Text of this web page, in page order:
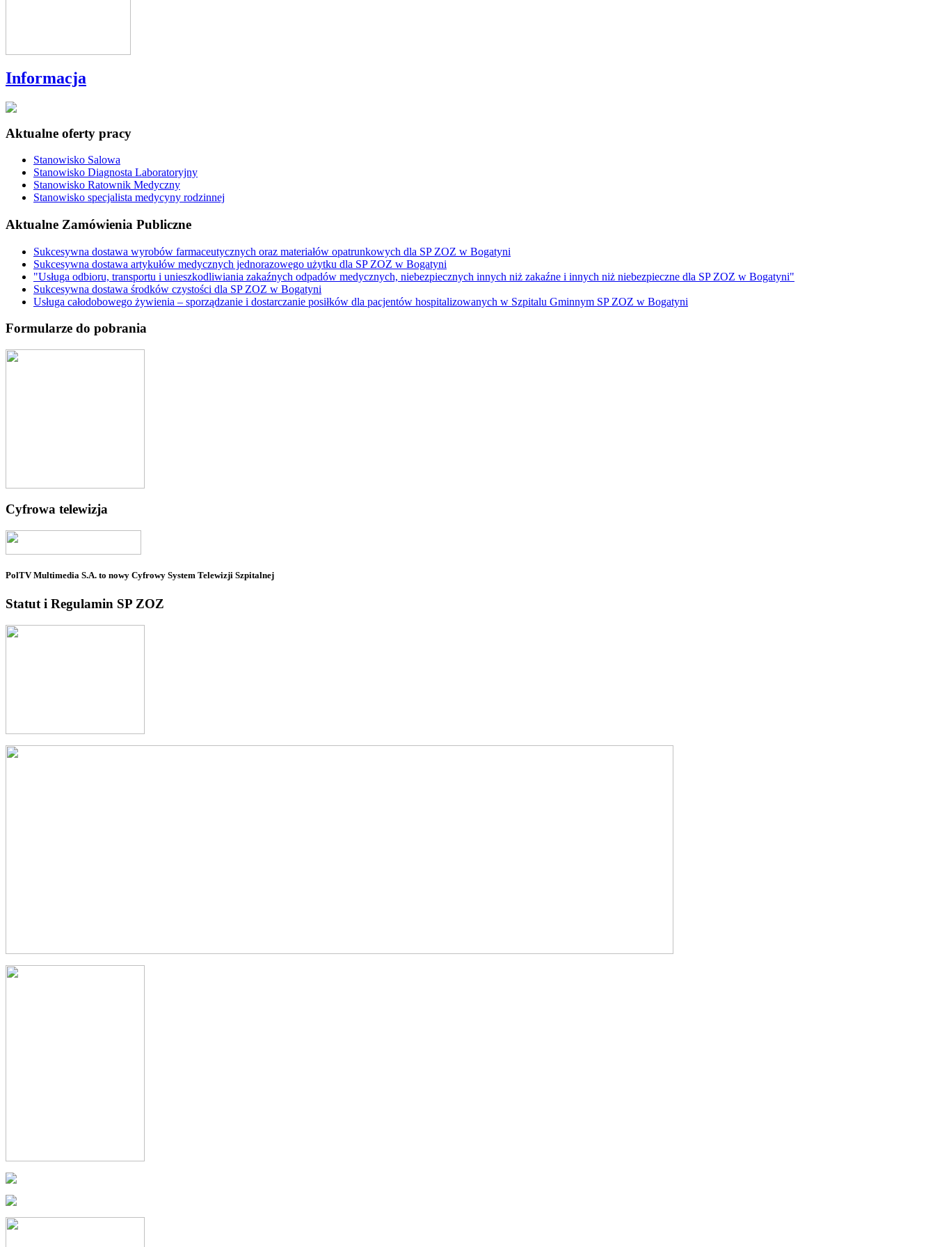
Informacja
Aktualne oferty pracy
Stanowisko Salowa
Stanowisko Diagnosta Laboratoryjny
Stanowisko Ratownik Medyczny
Stanowisko specjalista medycyny rodzinnej
Aktualne Zamówienia Publiczne
Sukcesywna dostawa wyrobów farmaceutycznych oraz materiałów opatrunkowych dla SP ZOZ w Bogatyni
Sukcesywna dostawa artykułów medycznych jednorazowego użytku dla SP ZOZ w Bogatyni
"Usługa odbioru, transportu i unieszkodliwiania zakaźnych odpadów medycznych, niebezpiecznych innych niż zakaźne i innych niż niebezpieczne dla SP ZOZ w Bogatyni"
Sukcesywna dostawa środków czystości dla SP ZOZ w Bogatyni
Usługa całodobowego żywienia – sporządzanie i dostarczanie posiłków dla pacjentów hospitalizowanych w Szpitalu Gminnym SP ZOZ w Bogatyni
Formularze do pobrania
Cyfrowa telewizja
PolTV Multimedia S.A. to nowy Cyfrowy System Telewizji Szpitalnej
Statut i Regulamin SP ZOZ